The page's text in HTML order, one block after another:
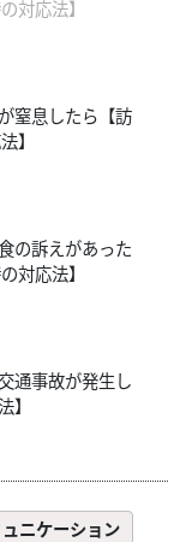
対応法】
窒息したら【訪
】
の訴えがあった
対応法】
通事故が発生し
】
ニケーション